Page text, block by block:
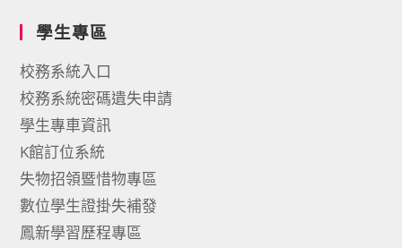
學生專區
校務系統入口
校務系統密碼遺失申請
學生專車資訊
K館訂位系統
失物招領暨惜物專區
數位學生證掛失補發
鳳新學習歷程專區